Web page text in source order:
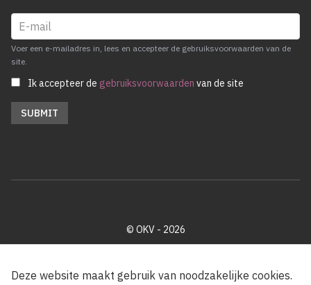
Voer een e-mailadres in, lees en accepteer de gebruiksvoorwaarden van de
site.
Ik accepteer de gebruiksvoorwaarden van de site
© OKV - 2026
Deze website maakt gebruik van noodzakelijke cookies.